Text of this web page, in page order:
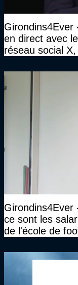
Girondins4Ever
en direct avec
réseau social
Girondins4Ever
ce sont les
de l'école de